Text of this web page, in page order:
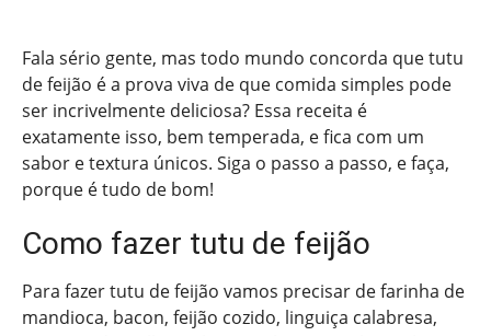
Fala sério gente, mas todo mundo concorda que tutu
de feijão é a prova viva de que comida simples pode
ser incrivelmente deliciosa? Essa receita é
exatamente isso, bem temperada, e fica com um
sabor e textura únicos. Siga o passo a passo, e faça,
porque é tudo de bom!
Como fazer tutu de feijão
Para fazer tutu de feijão vamos precisar de farinha de
mandioca, bacon, feijão cozido, linguiça calabresa,